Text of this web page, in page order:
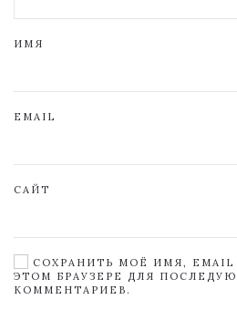
ИМЯ
EMAIL
САЙТ
СОХРАНИТЬ МОЁ ИМЯ,
ЭТОМ БРАУЗЕРЕ ДЛЯ
КОММЕНТАРИЕВ.